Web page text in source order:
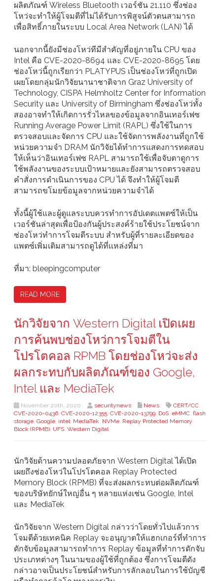
ผลิตภัณฑ์ Wireless Bluetooth เวอร์ชัน 21.110 ซึ่งช่อง
โหว่จะทำให้ผู้โจมตีที่ไม่ได้รับการพิสูจน์ตัวตนสามารถ
เพื่อสิทธิ์ภายในระบบ Local Area Network (LAN) ได้
นอกจากนี้ยังมีช่องโหว่ทีมีสำคัญที่อยู่ภายใน CPU ของ
Intel คือ CVE-2020-8694 และ CVE-2020-8695 โดย
ช่องโหว่นี้ถูกเรียกว่า PLATYPUS เป็นช่องโหว่ที่ถูกเปิด
เผยโดยกลุ่มนักวิจัยนานาชาติจาก Graz University of
Technology, CISPA Helmholtz Center for Information
Security และ University of Birmingham ซึ่งช่องโหว่ทั้ง
สองอาจทำให้เกิดการรั่วไหลของข้อมูลจากอินเทอร์เฟซ
Running Average Power Limit (RAPL) ซึ่งใช้ในการ
ตรวจสอบและจัดการ CPU และใช้จัดการพลังงานที่ถูกใช้
หน่วยความจำ DRAM นักวิจัยได้ทำการแสดงการทดสอบ
ให้เห็นว่าอินเทอร์เฟซ RAPL สามารถใช้เพื่อจับตาดูการ
ใช้พลังงานของระบบเป้าหมายและยังสามารถตรวจสอบ
คำสั่งการดำเนินการของ CPU ได้ จึงทำให้ผู้โจมตี
สามารถขโมยข้อมูลจากหน่วยความจำได้
ทั้งนี้ผู้ใช้และผู้ดูแลระบบควรทำการอัปเดตแพตซ์ให้เป็น
เวอร์ชันล่าสุดเพื่อป้องกันผู้ประสงค์ร้ายใช้ประโยชน์จาก
ช่องโหว่ทำการโจมตีระบบ สำหรับผู้ที่รายละเอียดของ
แพตซ์เพิ่มเติมสามารถดูได้ที่เเหล่งที่มา
ที่มา: bleepingcomputer
READ MORE
นักวิจัยจาก Western Digital เปิดเผย
การค้นพบช่องโหว่การโจมตีใน
โปรโตคอล RPMB โดยช่องโหว่จะส่ง
ผลกระทบกับผลิตภัณฑ์ของ Google,
Intel และ MediaTek
November 20th, 2020 securitynews News CERT/CC,
CVE-2020-0436, CVE-2020-12355, CVE-2020-13799, DoS, eMMC, flash
storage, Google, intel, MediaTek, NVMe, Replay Protected Memory
Block (RPMB), UFS, Western Digital
นักวิจัยด้านความปลอดภัยจาก Western Digital ได้เปิด
เผยถึงช่องโหว่ในโปรโตคอล Replay Protected
Memory Block (RPMB) ที่จะส่งผลกระทบต่อผลิตภัณฑ์
ของบริษัทยักษ์ใหญ่อื่น ๆ หลายแห่งเช่น Google, Intel
และ MediaTek
นักวิจัยจาก Western Digital กล่าวว่าโดยทั่วไปแล้วการ
โจมตีด้วยเทคนิค Replay จะอนุญาตให้แฮกเกอร์ที่ทำการ
ดักจับข้อมูลสามารถทำการ Replay ข้อมูลที่ทำการดักจับ
ประเภทต่างๆ ในนามของผู้ใช้ที่ถูกต้อง ซึ่งการโจมตีดัง
กล่าวอาจเป็นประโยชน์สำหรับการลักลอบในการใช้บัญชี